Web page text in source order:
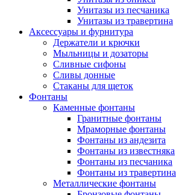
Унитазы из песчаника
Унитазы из травертина
Аксессуары и фурнитура
Держатели и крючки
Мыльницы и дозаторы
Сливные сифоны
Сливы донные
Стаканы для щеток
Фонтаны
Каменные фонтаны
Гранитные фонтаны
Мраморные фонтаны
Фонтаны из андезита
Фонтаны из известняка
Фонтаны из песчаника
Фонтаны из травертина
Металлические фонтаны